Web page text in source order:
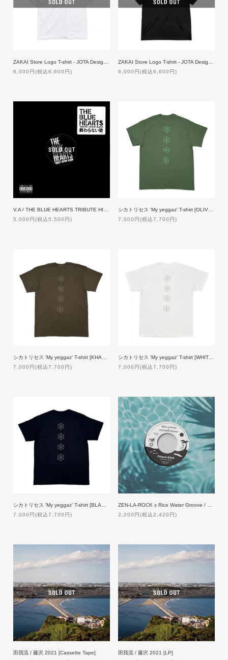
6,000円(税込6,600円)
6,000円(税込6,600円)
5,000円(税込5,500円)
7,000円(税込7,700円)
7,000円(税込7,700円)
7,000円(税込7,700円)
7,000円(税込7,700円)
2,200円(税込2,420円)
田我流 / 藤沢 2021 [Cassette Tape]
田我流 / 藤沢 2021 [LP]